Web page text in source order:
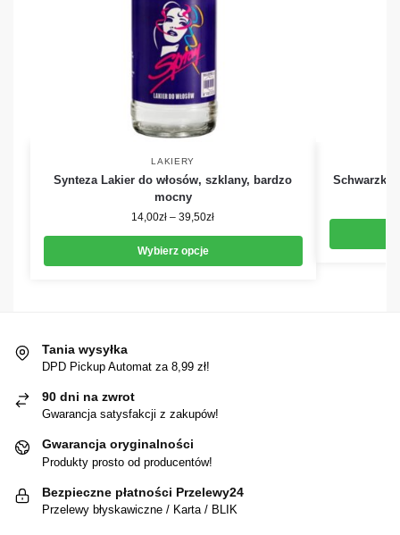
LAKIERY
Synteza Lakier do włosów, szklany, bardzo
mocny
14,00zł – 39,50zł
Wybierz opcje
Tania wysyłka
DPD Pickup Automat za 8,99 zł!
90 dni na zwrot
Gwarancja satysfakcji z zakupów!
Gwarancja oryginalności
Produkty prosto od producentów!
Bezpieczne płatności Przelewy24
Przelewy błyskawiczne / Karta / BLIK